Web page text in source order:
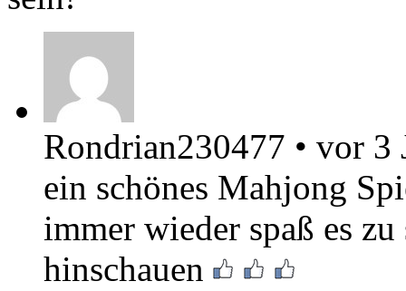
Rondrian230477 • vor 3
ein schönes Mahjong
immer wieder spaß es
hinschauen